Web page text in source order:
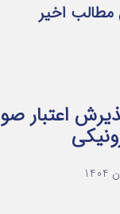
اخیر
اعتبار